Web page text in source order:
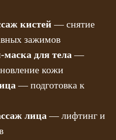
кистей — снятие
зажимов
для тела —
кожи
— подготовка к
лица — лифтинг и